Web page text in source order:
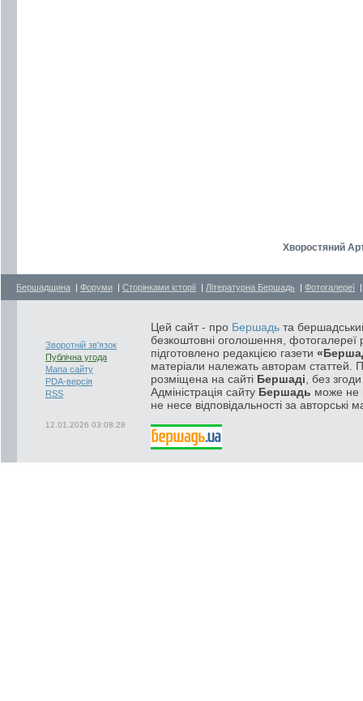
Хворостяний
Бершадщина | Форуми | Сторінками історії | Літературна Бершадь | Фотогалереї
Зворотній зв'язок
Публічна угода
Мапа сайту
PDA-версія
RSS
12.01.2026 03:08:28
Цей сайт - про Бершадь та
безкоштовні оголошення, фотогалереї
підготовлено редакцією газети
матеріали належать авторам статтей.
розміщена на сайті Бершаді , без
Адміністрація сайту Бершадь може не
не несе відповідальності за авторські